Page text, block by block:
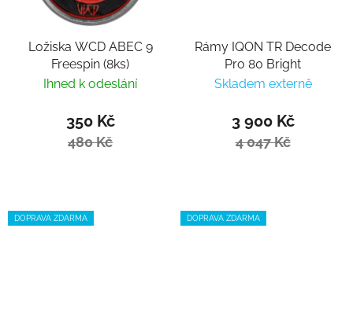
Ložiska WCD ABEC 9
Freespin (8ks)
Ihned k odeslání
350 Kč
480 Kč
Rámy IQON TR Decode
Pro 80 Bright
Skladem externě
3 900 Kč
4 047 Kč
DOPRAVA ZDARMA DOPRAVA ZDARMA